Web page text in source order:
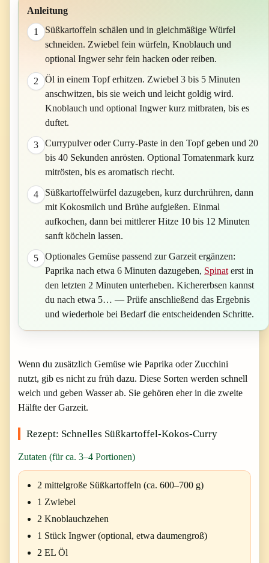
Anleitung
1
Süßkartoffeln schälen und in gleichmäßige Würfel
schneiden. Zwiebel fein würfeln, Knoblauch und
optional Ingwer sehr fein hacken oder reiben.
2
Öl in einem Topf erhitzen. Zwiebel 3 bis 5 Minuten
anschwitzen, bis sie weich und leicht goldig wird.
Knoblauch und optional Ingwer kurz mitbraten, bis es
duftet.
3
Currypulver oder Curry-Paste in den Topf geben und 20
bis 40 Sekunden anrösten. Optional Tomatenmark kurz
mitrösten, bis es aromatisch riecht.
4
Süßkartoffelwürfel dazugeben, kurz durchrühren, dann
mit Kokosmilch und Brühe aufgießen. Einmal
aufkochen, dann bei mittlerer Hitze 10 bis 12 Minuten
sanft köcheln lassen.
5
Optionales Gemüse passend zur Garzeit ergänzen:
Paprika nach etwa 6 Minuten dazugeben, Spinat erst in
den letzten 2 Minuten unterheben. Kichererbsen kannst
du nach etwa 5… — Prüfe anschließend das Ergebnis
und wiederhole bei Bedarf die entscheidenden Schritte.
Wenn du zusätzlich Gemüse wie Paprika oder Zucchini
nutzt, gib es nicht zu früh dazu. Diese Sorten werden schnell
weich und geben Wasser ab. Sie gehören eher in die zweite
Hälfte der Garzeit.
Rezept: Schnelles Süßkartoffel-Kokos-Curry
Zutaten (für ca. 3–4 Portionen)
2 mittelgroße Süßkartoffeln (ca. 600–700 g)
1 Zwiebel
2 Knoblauchzehen
1 Stück Ingwer (optional, etwa daumengroß)
2 EL Öl